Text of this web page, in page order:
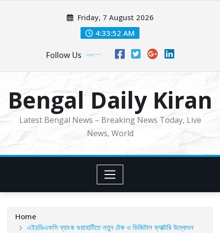
Friday, 7 August 2026
4:33:54 AM
Follow Us
Bengal Daily Kiran
Latest Bengal News – Breaking News Today, Live
News, World
Home
এইচডিএফসি ব্যাংক গুয়াহাটিতে নতুন টেক ও ডিজিটাল ফ্যাক্টরি উদ্বোধন